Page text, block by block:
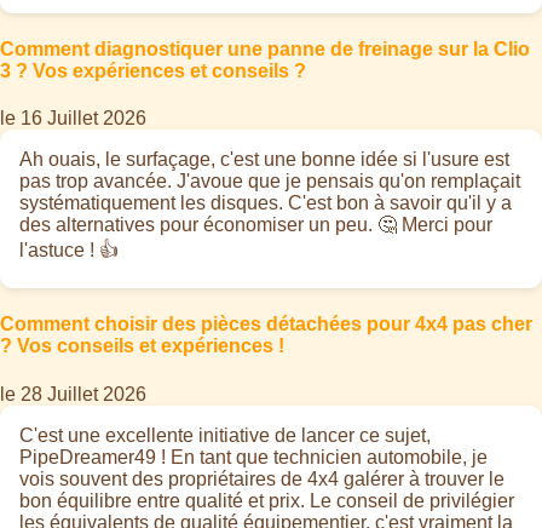
Comment diagnostiquer une panne de freinage sur la Clio
3 ? Vos expériences et conseils ?
le 16 Juillet 2026
Ah ouais, le surfaçage, c'est une bonne idée si l'usure est
pas trop avancée. J'avoue que je pensais qu'on remplaçait
systématiquement les disques. C'est bon à savoir qu'il y a
des alternatives pour économiser un peu. 🤔 Merci pour
l'astuce ! 👍
Comment choisir des pièces détachées pour 4x4 pas cher
? Vos conseils et expériences !
le 28 Juillet 2026
C'est une excellente initiative de lancer ce sujet,
PipeDreamer49 ! En tant que technicien automobile, je
vois souvent des propriétaires de 4x4 galérer à trouver le
bon équilibre entre qualité et prix. Le conseil de privilégier
les équivalents de qualité équipementier, c'est vraiment la